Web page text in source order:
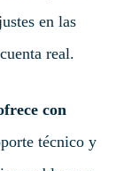
en las
real.
con
técnico y